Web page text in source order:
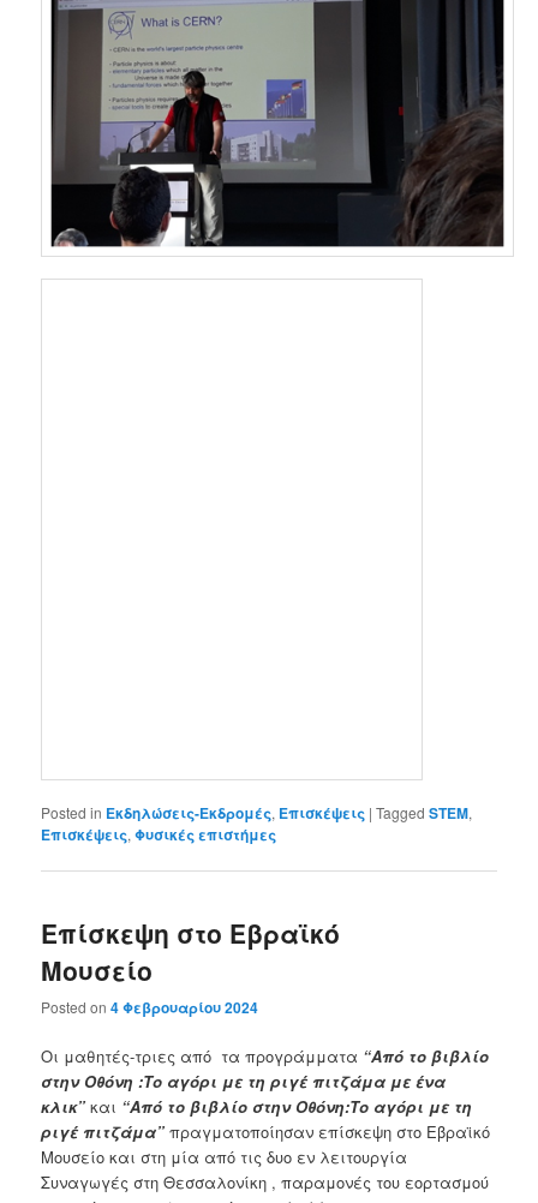
Posted in Εκδηλώσεις-Εκδρομές, Επισκέψεις |Tagged STEM,
Επισκέψεις,Φυσικές επιστήμες
Επίσκεψη στο Εβραϊκό
Μουσείο
Posted on4 Φεβρουαρίου 2024
Οι μαθητές-τριες από τα προγράμματα “Από το βιβλίο
στην Οθόνη :Το αγόρι με τη ριγέ πιτζάμα με ένα
κλικ” και “Από το βιβλίο στην Οθόνη:Το αγόρι με τη
ριγέ πιτζάμα” πραγματοποίησαν επίσκεψη στο Εβραϊκό
Μουσείο και στη μία από τις δυο εν λειτουργία
Συναγωγές στη Θεσσαλονίκη , παραμονές του εορτασμού